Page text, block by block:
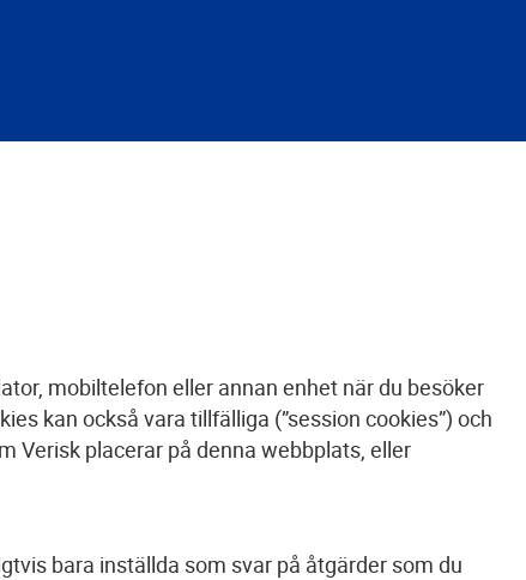
mobiltelefon eller annan enhet när du besöker
kan också vara tillfälliga (”session cookies”) och
Verisk placerar på denna webbplats, eller
bara inställda som svar på åtgärder som du